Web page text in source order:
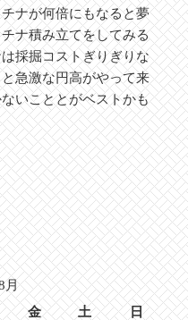
ナが何倍にもなると夢
ナ積み立てをしてみる
採掘コストぎりぎりな
急激な円高がやって来
いこととがベストかも
月
金 土 日